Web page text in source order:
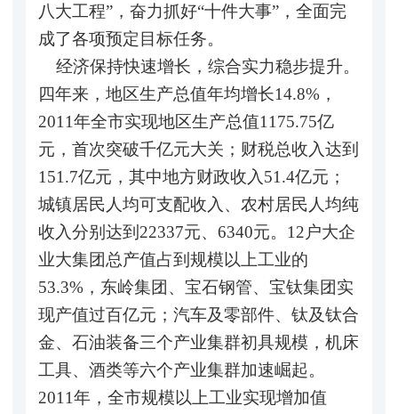
八大工程”，奋力抓好“十件大事”，全面完
成了各项预定目标任务。
经济保持快速增长，综合实力稳步提升。
四年来，地区生产总值年均增长14.8%，
2011年全市实现地区生产总值1175.75亿
元，首次突破千亿元大关；财税总收入达到
151.7亿元，其中地方财政收入51.4亿元；
城镇居民人均可支配收入、农村居民人均纯
收入分别达到22337元、6340元。12户大企
业大集团总产值占到规模以上工业的
53.3%，东岭集团、宝石钢管、宝钛集团实
现产值过百亿元；汽车及零部件、钛及钛合
金、石油装备三个产业集群初具规模，机床
工具、酒类等六个产业集群加速崛起。
2011年，全市规模以上工业实现增加值